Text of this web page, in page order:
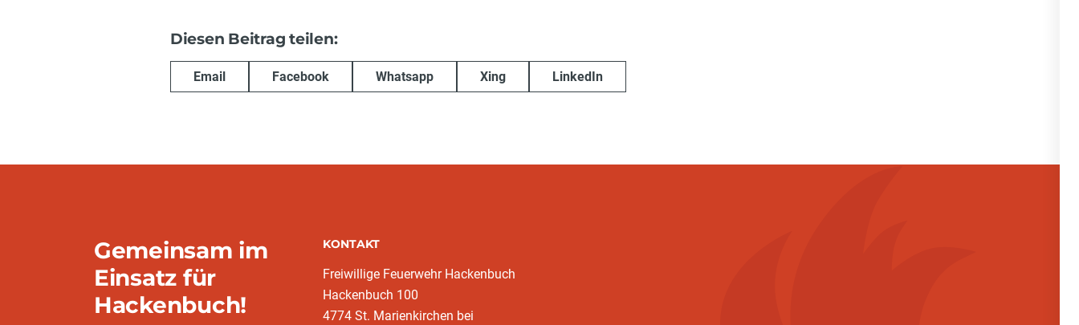
Diesen Beitrag teilen:
Email Facebook Whatsapp Xing LinkedIn
Gemeinsam im
Einsatz für
Hackenbuch!
KONTAKT
Freiwillige Feuerwehr Hackenbuch
Hackenbuch 100
4774 St. Marienkirchen bei